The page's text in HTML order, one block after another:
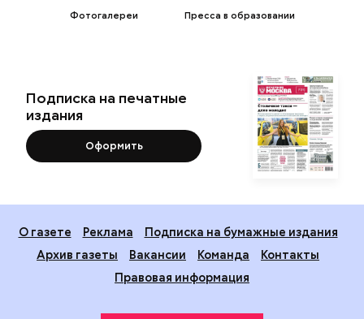
Фотогалереи
Пресса в образовании
Подписка на печатные
издания
Оформить
О газете Реклама
Подписка на бумажные издания
Архив газеты
Вакансии Команда
Контакты
Правовая информация